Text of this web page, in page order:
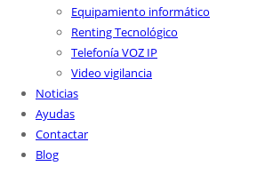
Equipamiento informático
Renting Tecnológico
Telefonía VOZ IP
Video vigilancia
Noticias
Ayudas
Contactar
Blog